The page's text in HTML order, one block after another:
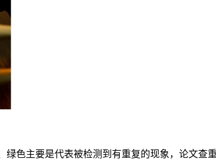
绿色主要是代表被检测到有重复的现象，论文查